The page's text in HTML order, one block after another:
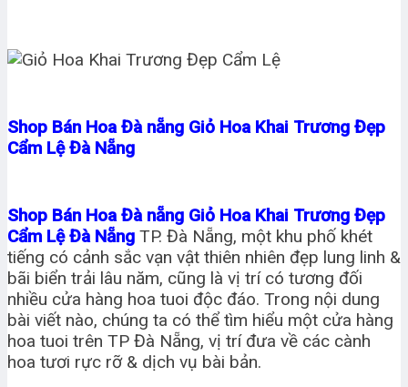
Shop Bán Hoa Đà nẵng Giỏ Hoa Khai Trương Đẹp
Cẩm Lệ Đà Nẵng
Shop Bán Hoa Đà nẵng Giỏ Hoa Khai Trương Đẹp
Cẩm Lệ Đà Nẵng TP. Đà Nẵng, một khu phố khét
tiếng có cảnh sắc vạn vật thiên nhiên đẹp lung linh &
bãi biển trải lâu năm, cũng là vị trí có tương đối
nhiều cửa hàng hoa tuoi độc đáo. Trong nội dung
bài viết nào, chúng ta có thể tìm hiểu một cửa hàng
hoa tuoi trên TP Đà Nẵng, vị trí đưa về các cành
hoa tươi rực rỡ & dịch vụ bài bản.